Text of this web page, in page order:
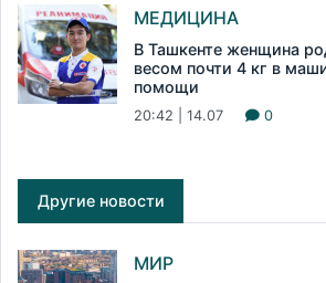
МЕДИЦИНА
В Ташкенте женщина
весом почти 4 кг в
помощи
20:42 | 14.07 0
Другие новости
МИР